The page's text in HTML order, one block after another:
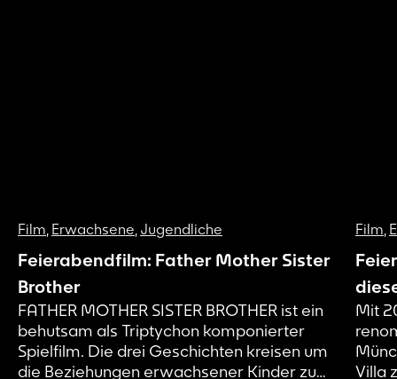
Film Erwachsene Jugendliche
Feierabendfilm: Father Mother Sister
Brother
FATHER MOTHER SISTER BROTHER ist ein
behutsam als Triptychon komponierter
Spielfilm. Die drei Geschichten kreisen um
die Beziehungen erwachsener Kinder zu
Film
Mit
Villa